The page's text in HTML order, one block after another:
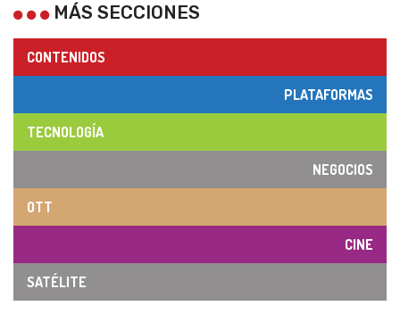
MÁS SECCIONES
CONTENIDOS
PLATAFORMAS
TECNOLOGÍA
NEGOCIOS
OTT
CINE
SATÉLITE